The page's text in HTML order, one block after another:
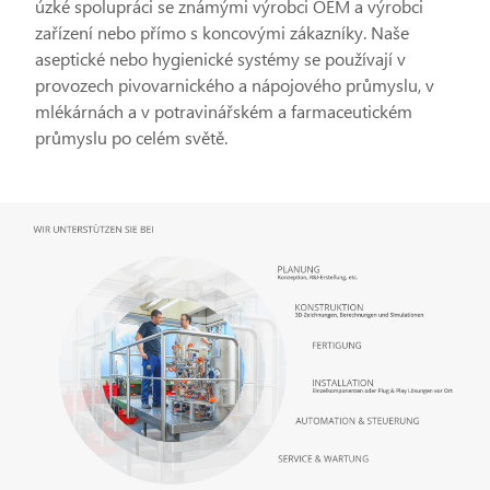
úzké spolupráci se známými výrobci OEM a výrobci
zařízení nebo přímo s koncovými zákazníky. Naše
aseptické nebo hygienické systémy se používají v
provozech pivovarnického a nápojového průmyslu, v
mlékárnách a v potravinářském a farmaceutickém
průmyslu po celém světě.